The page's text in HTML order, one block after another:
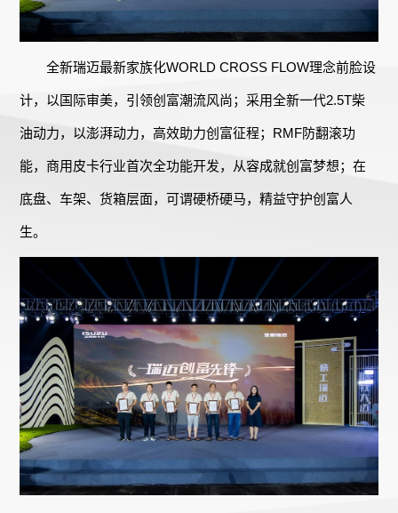
全新瑞迈最新家族化WORLD CROSS FLOW理念前脸设
计，以国际审美，引领创富潮流风尚；采用全新一代2.5T柴
油动力，以澎湃动力，高效助力创富征程；RMF防翻滚功
能，商用皮卡行业首次全功能开发，从容成就创富梦想；在
底盘、车架、货箱层面，可谓硬桥硬马，精益守护创富人
生。